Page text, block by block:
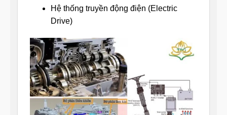
Hệ thống truyền động điện (Electric
Drive)